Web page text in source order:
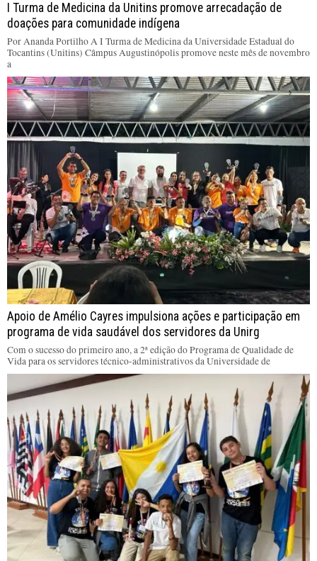
I Turma de Medicina da Unitins promove arrecadação de
doações para comunidade indígena
Por Ananda Portilho A I Turma de Medicina da Universidade Estadual do
Tocantins (Unitins) Câmpus Augustinópolis promove neste mês de novembro
a
Apoio de Amélio Cayres impulsiona ações e participação em
programa de vida saudável dos servidores da Unirg
Com o sucesso do primeiro ano, a 2ª edição do Programa de Qualidade de
Vida para os servidores técnico-administrativos da Universidade de